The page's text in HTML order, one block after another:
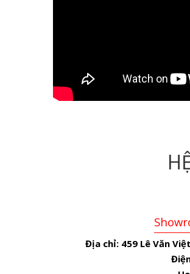
Địa chỉ: 459 Lê Văn